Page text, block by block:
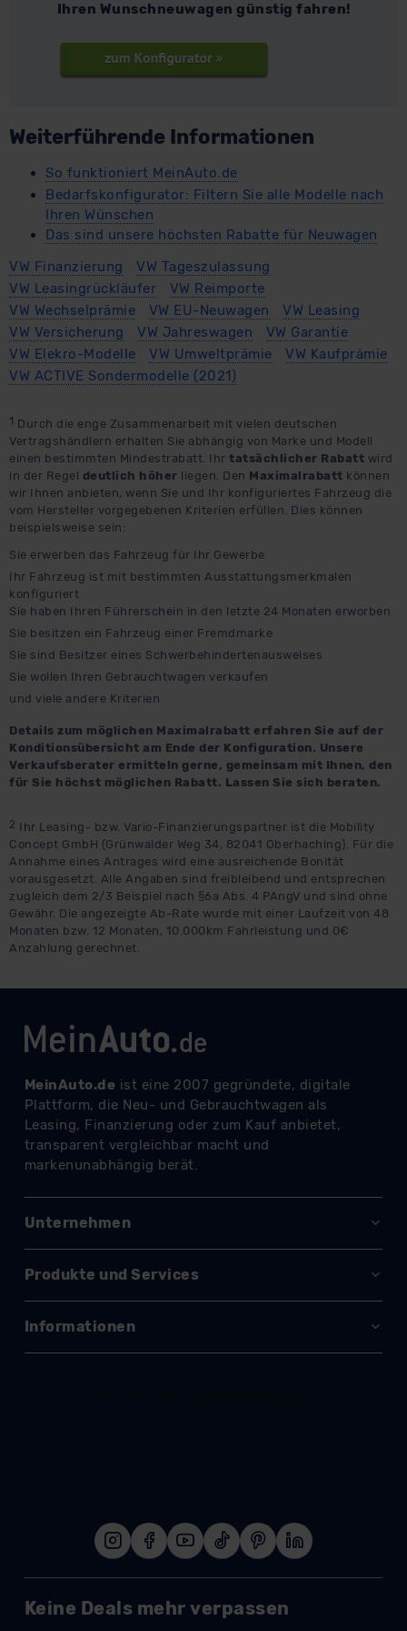
Ihren Wunschneuwagen günstig fahren!
Weiterführende Informationen
So funktioniert MeinAuto.de
Bedarfskonfigurator: Filtern Sie alle Modelle nach
Ihren Wünschen
Das sind unsere höchsten Rabatte für Neuwagen
VW Finanzierung
VW Tageszulassung
VW Leasingrückläufer
VW Reimporte
VW Wechselprämie
VW EU-Neuwagen
VW Leasing
VW Versicherung
VW Jahreswagen
VW Garantie
VW Elekro-Modelle
VW Umweltprämie
VW Kaufprämie
VW ACTIVE Sondermodelle (2021)
1 Durch die enge Zusammenarbeit mit vielen deutschen
Vertragshändlern erhalten Sie abhängig von Marke und Modell
einen bestimmten Mindestrabatt. Ihr tatsächlicher Rabatt wird
in der Regel deutlich höher liegen. Den Maximalrabatt können
wir Ihnen anbieten, wenn Sie und Ihr konfiguriertes Fahrzeug die
vom Hersteller vorgegebenen Kriterien erfüllen. Dies können
beispielsweise sein:
Sie erwerben das Fahrzeug für Ihr Gewerbe
Ihr Fahrzeug ist mit bestimmten Ausstattungsmerkmalen
konfiguriert
Sie haben Ihren Führerschein in den letzte 24 Monaten erworben
Sie besitzen ein Fahrzeug einer Fremdmarke
Sie sind Besitzer eines Schwerbehindertenausweises
Sie wollen Ihren Gebrauchtwagen verkaufen
und viele andere Kriterien
Details zum möglichen Maximalrabatt erfahren Sie auf der
Konditionsübersicht am Ende der Konfiguration. Unsere
Verkaufsberater ermitteln gerne, gemeinsam mit Ihnen, den
für Sie höchst möglichen Rabatt. Lassen Sie sich beraten.
2 Ihr Leasing- bzw. Vario-Finanzierungspartner ist die Mobility
Concept GmbH (Grünwalder Weg 34, 82041 Oberhaching). Für die
Annahme eines Antrages wird eine ausreichende Bonität
vorausgesetzt. Alle Angaben sind freibleibend und entsprechen
zugleich dem 2/3 Beispiel nach §6a Abs. 4 PAngV und sind ohne
Gewähr. Die angezeigte Ab-Rate wurde mit einer Laufzeit von 48
Monaten bzw. 12 Monaten, 10.000km Fahrleistung und 0€
Anzahlung gerechnet.